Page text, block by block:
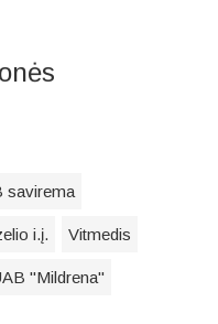
savirema
i.į. Vitmedis
"Mildrena"